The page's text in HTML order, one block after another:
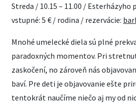
Streda / 10.15 – 11.00 / Esterházyho
vstupné: 5 € / rodina / rezervácie:
Mnohé umelecké diela sú plné
paradoxných momentov. Pri
zaskočení, no zároveň nás
baví. Pre deti je objavovanie ešte
tentokrát naučíme niečo aj my od